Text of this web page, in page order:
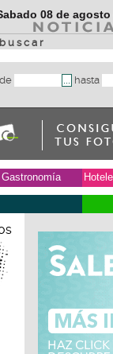
08 de agosto
b u s c a r
de hasta
Gastronomía